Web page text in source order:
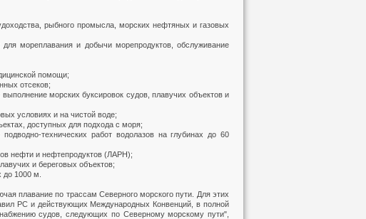
рыбного промысла, морских нефтяных и газовых
мореплавания и добычи морепродуктов, обслуживание
помощи;
отсеков;
морских буксировок судов, плавучих объектов и
условиях и на чистой воде;
доступных для подхода с моря;
технических работ водолазов на глубинах до 60
нефти и нефтепродуктов (ЛАРН);
и береговых объектов;
до 1000 м.
плавание по трассам Северного морского пути. Для этих
РС и действующих Международных Конвенций, в полной
судов, следующих по Северному морскому пути",